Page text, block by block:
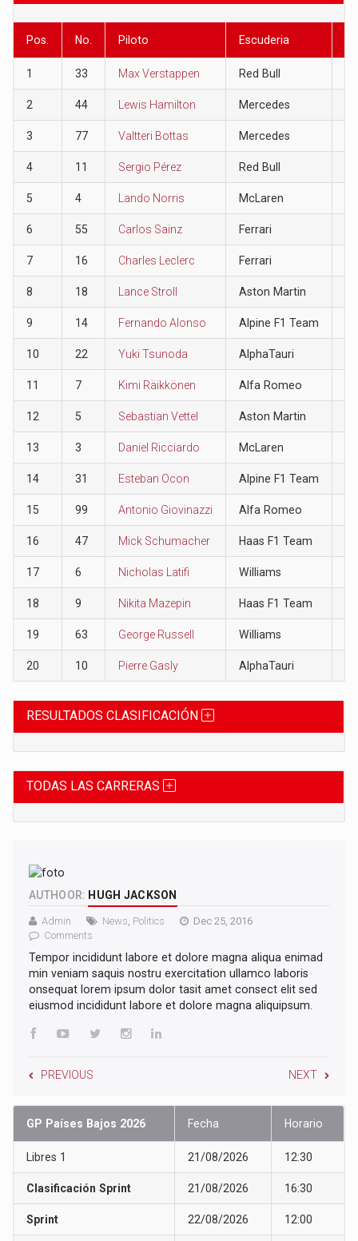
Pos. No. Piloto Escuderia
1 33 Max Verstappen Red Bull
2 44 Lewis Hamilton Mercedes
3 77 Valtteri Bottas Mercedes
4 11 Sergio Pérez Red Bull
5 4 Lando Norris McLaren
6 55 Carlos Sainz Ferrari
7 16 Charles Leclerc Ferrari
8 18 Lance Stroll Aston Martin
9 14 Fernando Alonso Alpine F1 Team
10 22 Yuki Tsunoda AlphaTauri
11 7 Kimi Räikkönen Alfa Romeo
12 5 Sebastian Vettel Aston Martin
13 3 Daniel Ricciardo McLaren
14 31 Esteban Ocon Alpine F1 Team
15 99 Antonio Giovinazzi Alfa Romeo
16 47 Mick Schumacher Haas F1 Team
17 6 Nicholas Latifi Williams
18 9 Nikita Mazepin Haas F1 Team
19 63 George Russell Williams
20 10 Pierre Gasly AlphaTauri
RESULTADOS CLASIFICACIÓN
TODAS LAS CARRERAS
AUTHOOR: HUGH JACKSON
Admin News Politics
Dec 25, 2016
Comments
Tempor incididunt labore et dolore magna aliqua enimad
min veniam saquis nostru exercitation ullamco laboris
onsequat lorem ipsum dolor tasit amet consect elit sed
eiusmod incididunt labore et dolore magna aliquipsum.
PREVIOUS NEXT
GP Países Bajos 2026 Fecha Horario
Libres 1 21/08/2026 12:30
Clasificación Sprint 21/08/2026 16:30
Sprint 22/08/2026 12:00